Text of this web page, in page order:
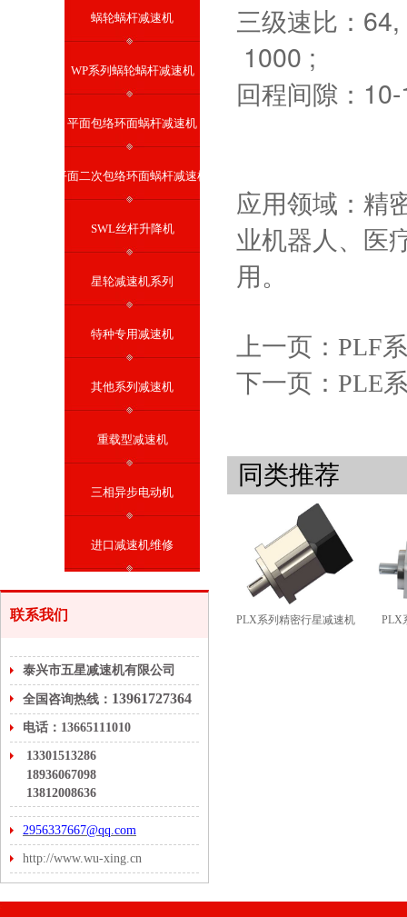
蜗轮蜗杆减速机
WP系列蜗轮蜗杆减速机
平面包络环面蜗杆减速机
平面二次包络环面蜗杆减速机
SWL丝杆升降机
星轮减速机系列
特种专用减速机
其他系列减速机
重载型减速机
三相异步电动机
进口减速机维修
联系我们
泰兴市五星减速机有限公司
全国咨询热线： 13961727364
电话：13665111010
13301513286
18936067098
13812008636
2956337667@qq.com
http://www.wu-xing.cn
三级速比：
1000 ;
回程间隙：
应用领域：精
业机器人、医
用。
上一页：PLF
下一页：PLE
同类推荐
PLX系列精密行星减速机 PLX